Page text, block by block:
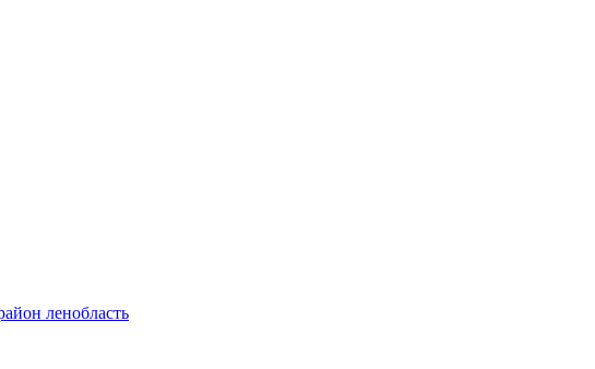
ленобласть